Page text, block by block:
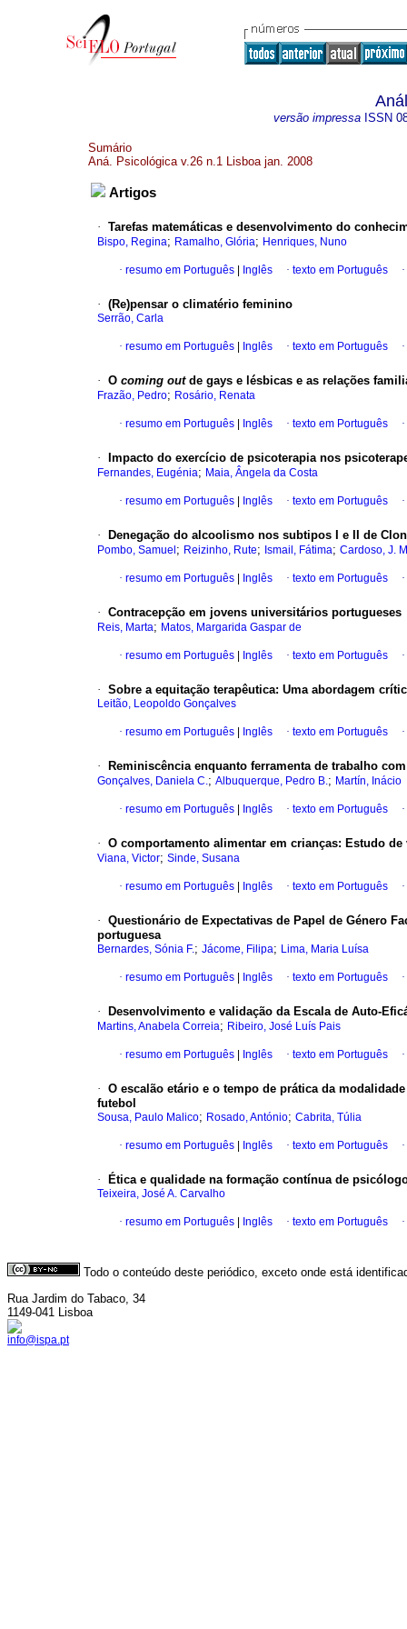
versão impressa ISSN
Sumário
Aná. Psicológica v.26 n.1 Lisboa jan. 2008
Artigos
· Tarefas matemáticas e desenvolvimento do
Bispo, Regina; Ramalho, Glória; Henriques, Nuno
· resumo em Português Inglês · texto em Português ·
· (Re)pensar o climatério feminino
Serrão, Carla
· resumo em Português Inglês · texto em Português ·
· O coming out de gays e lésbicas e as relações
Frazão, Pedro; Rosário, Renata
· resumo em Português Inglês · texto em Português ·
· Impacto do exercício de psicoterapia nos
Fernandes, Eugénia; Maia, Ângela da Costa
· resumo em Português Inglês · texto em Português ·
· Denegação do alcoolismo nos subtipos I e II de
Pombo, Samuel ; Reizinho, Rute; Ismail, Fátima; Cardoso, J.
· resumo em Português Inglês · texto em Português ·
· Contracepção em jovens universitários portugueses
Reis, Marta; Matos, Margarida Gaspar de
· resumo em Português Inglês · texto em Português ·
· Sobre a equitação terapêutica: Uma abordagem
Leitão, Leopoldo Gonçalves
· resumo em Português Inglês · texto em Português ·
· Reminiscência enquanto ferramenta de trabalho
Gonçalves, Daniela C.; Albuquerque, Pedro B.; Martín, Inácio
· resumo em Português Inglês · texto em Português ·
· O comportamento alimentar em crianças: Estudo
Viana, Victor; Sinde, Susana
· resumo em Português Inglês · texto em Português ·
· Questionário de Expectativas de Papel de Género
portuguesa
Bernardes, Sónia F.; Jácome, Filipa; Lima, Maria Luísa
· resumo em Português Inglês · texto em Português ·
· Desenvolvimento e validação da Escala de Auto-
Martins, Anabela Correia; Ribeiro, José Luís Pais
· resumo em Português Inglês · texto em Português ·
· O escalão etário e o tempo de prática da
futebol
Sousa, Paulo Malico; Rosado, António; Cabrita, Túlia
· resumo em Português Inglês · texto em Português ·
· Ética e qualidade na formação contínua de
Teixeira, José A. Carvalho
· resumo em Português Inglês · texto em Português ·
Todo o conteúdo deste periódico, exceto onde está
Rua Jardim do Tabaco, 34
1149-041 Lisboa
info@ispa.pt